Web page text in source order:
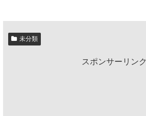
未分類
スポンサーリンク